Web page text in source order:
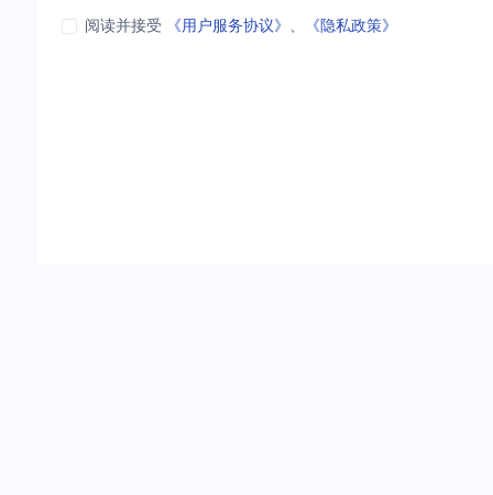
阅读并接受 《用户服务协议》 、 《隐私政策》